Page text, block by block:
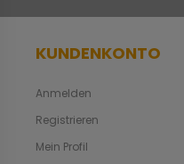
KUNDENKONTO
Anmelden
Registrieren
Mein Profil